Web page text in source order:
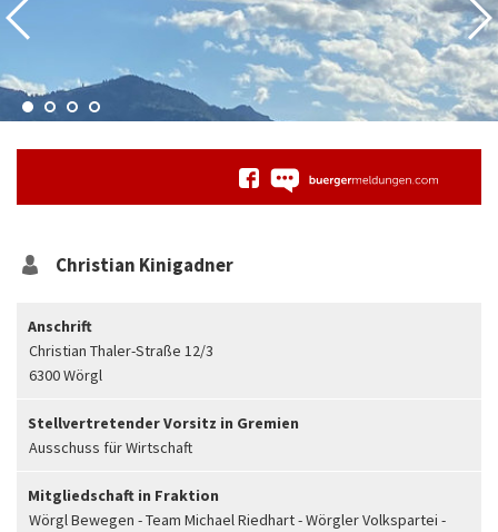
Christian Kinigadner
Anschrift
Christian Thaler-Straße 12/3
6300 Wörgl
Stellvertretender Vorsitz in Gremien
Ausschuss für Wirtschaft
Mitgliedschaft in Fraktion
Wörgl Bewegen - Team Michael Riedhart - Wörgler Volkspartei -